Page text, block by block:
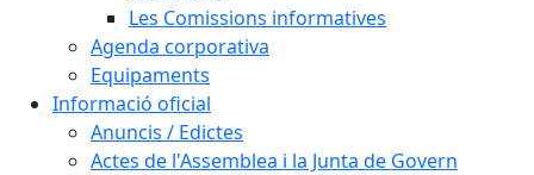
Les Comissions informatives
Agenda corporativa
Equipaments
Informació oficial
Anuncis / Edictes
Actes de l'Assemblea i la Junta de Govern